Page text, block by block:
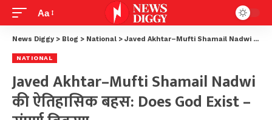
Aa
News Diggy > Blog > National > Javed Akhtar–Mufti Shamail Nadwi की ऐतिहासिक बहस: Does God Exist – संपूर्ण विवरण
NATIONAL
Javed Akhtar–Mufti Shamail Nadwi
की ऐतिहासिक बहस: Does God Exist –